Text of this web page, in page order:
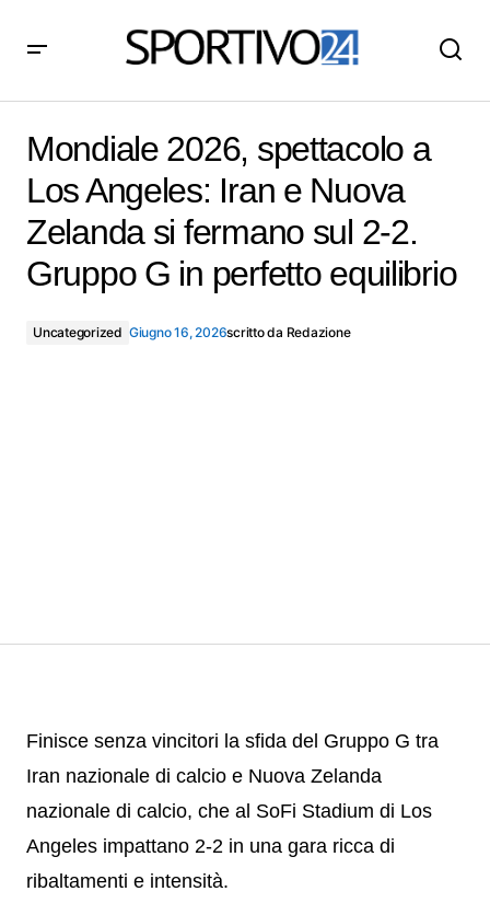
Zelanda si fermano sul 2-2. Gruppo G in perfetto
equilibrio
Mondiale 2026, spettacolo a
Los Angeles: Iran e Nuova
Zelanda si fermano sul 2-2.
Gruppo G in perfetto equilibrio
Uncategorized Giugno 16, 2026scritto da Redazione
Finisce senza vincitori la sfida del Gruppo G tra
Iran nazionale di calcio e Nuova Zelanda
nazionale di calcio, che al SoFi Stadium di Los
Angeles impattano 2-2 in una gara ricca di
ribaltamenti e intensità.